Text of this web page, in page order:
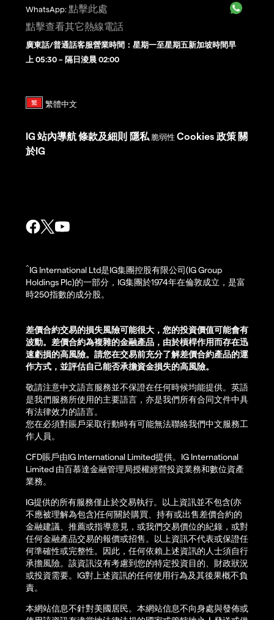
WhatsApp: 點擊此處
點擊查看其它熱線電話
廣東話/普通話客服營業時間：星期一至星期五新加坡時間早
上 05:30 – 隔日淩晨 02:00
IG 站內導航條款及細則 隱私 脆弱性 Cookies 政策 關
於IG
^IG International Ltd是IG集團控股有限公司(IG Group
Holdings Plc)的一部分，IG集團於1974年在倫敦成立，是富
時250指數的成分股。
差價合約交易的損失風險可能很大，您的投資價值可能會有
波動。差價合約為複雜的金融產品，由於槓桿作用而存在迅
速虧損的高風險。請您在交易前充分了解差價合約產品的運
作方式，並評估自己能否承擔資金損失的高風險。
敬請注意中文語言服務並不保證在任何時候均能提供。英語
是我們服務所使用的主要語言，亦是我們所有合同文件中具
有法律效力的語言。
您在必須對賬戶采取行動時有可能無法聯絡我們中文服務工
作人員。
CFD賬戶由IG International Limited提供。IG International
Limited 由百慕達金融管理局授權經營投資業務和數位資產
業務。
IG提供的所有服務僅止於交易執行。以上資訊並不包含(亦
不應被理解為包含)任何關於購買、持有或出售差價合約的
金融建議、推薦或指導意見，或我們交易價位的紀錄，或對
任何金融產品交易的報價或招售。以上資訊不代表或保證任
何準確性或完整性。因此，任何依賴上述資訊的人士須自行
承擔風險。該資訊沒有考慮到您的特定投資目的、財政狀況
或投資需要。IG對上述資訊的任何使用行為及其後果概不負
責。
本網站信息不針對美國居民。本網站信息不向身處與發佈或